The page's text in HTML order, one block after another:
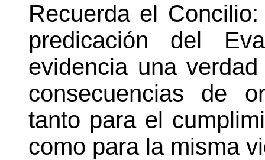
Recuerda el
predicación del
evidencia una
consecuencias de
tanto para el
como para la misma